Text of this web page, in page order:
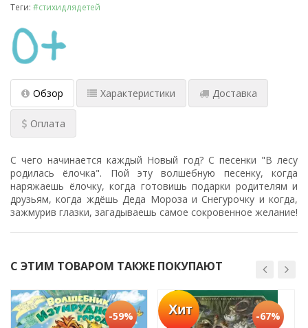
Теги: #стихидлядетей
Обзор Характеристики Доставка
Оплата
С чего начинается каждый Новый год? С песенки "В лесу
родилась ёлочка". Пой эту волшебную песенку, когда
наряжаешь ёлочку, когда готовишь подарки родителям и
друзьям, когда ждёшь Деда Мороза и Снегурочку и когда,
зажмурив глазки, загадываешь самое сокровенное желание!
С ЭТИМ ТОВАРОМ ТАКЖЕ ПОКУПАЮТ
-59% Хит -67%